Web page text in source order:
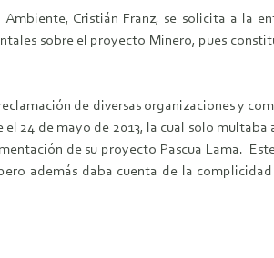
Cristián Franz, se solicita a la
sobre el proyecto Minero, pues
de diversas organizaciones y
24 de mayo de 2013, la cual solo
de su proyecto Pascua Lama.
además daba cuenta de la